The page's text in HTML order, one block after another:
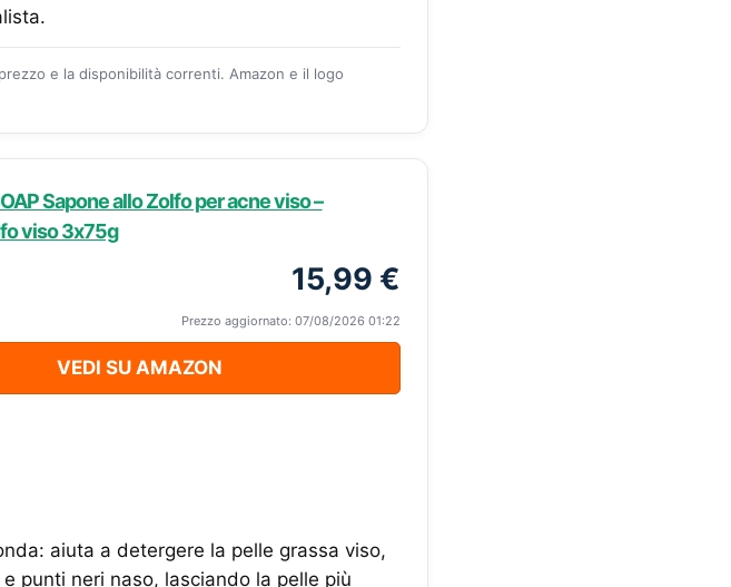
e la disponibilità correnti. Amazon e il logo
Sapone allo Zolfo per acne viso –
viso 3x75g
15,99 €
Prezzo aggiornato: 07/08/2026 01:22
VEDI SU AMAZON
aiuta a detergere la pelle grassa viso,
punti neri naso, lasciando la pelle più